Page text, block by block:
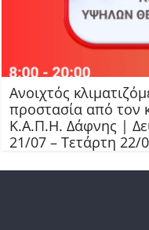
Ανοιχτός
προστασία από τον
Κ.Α.Π.Η. Δάφνης |
21/07 – Τετάρτη 22/